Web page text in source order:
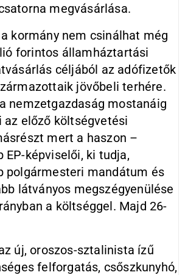
megvásárlása.
kormány nem csinálhat még
forintos államháztartási
céljából az adófizetők
jövőbeli terhére.
nemzetgazdaság mostanáig
az előző költségvetési
mert a haszon –
EP-képviselői, ki tudja,
polgármesteri mandátum és
látványos megszégyenülése
a költséggel. Majd 26-
új, oroszos-sztalinista ízű
felforgatás, csőszkunyhó,